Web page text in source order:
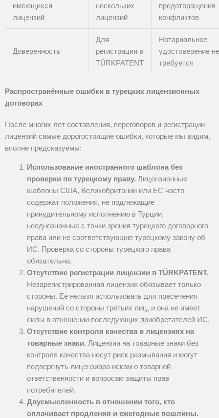
имеющихся
лицензий
нескольких
лицензий
предотвращения
конфликтов
Доверенность
Для
регистрации в
TÜRKPATENT
Нотариальное
удостоверение не
требуется
Распространённые ошибки в турецких лицензионных
договорах
После многих лет составления, переговоров и регистрации
лицензий самые дорогостоящие ошибки, которые мы видим,
вполне предсказуемы:
Использование иностранного шаблона без
проверки по турецкому праву. Лицензионные
шаблоны США, Великобритании или ЕС часто
содержат положения, не подлежащие
принудительному исполнению в Турции,
неоднозначные с точки зрения турецкого договорного
права или не соответствующие турецкому закону об
ИС. Проверка со стороны турецкого права
обязательна.
Отсутствие регистрации лицензии в TÜRKPATENT.
Незарегистрированная лицензия обязывает только
стороны. Её нельзя использовать для пресечения
нарушений со стороны третьих лиц, и она не имеет
силы в отношении последующих приобретателей ИС.
Отсутствие контроля качества в лицензиях на
товарные знаки. Лицензии на товарные знаки без
контроля качества несут риск размывания и могут
подвергнуть лицензиара искам о товарной
ответственности и вопросам защиты прав
потребителей.
Двусмысленность в отношении того, кто
оплачивает продления и ежегодные пошлины.